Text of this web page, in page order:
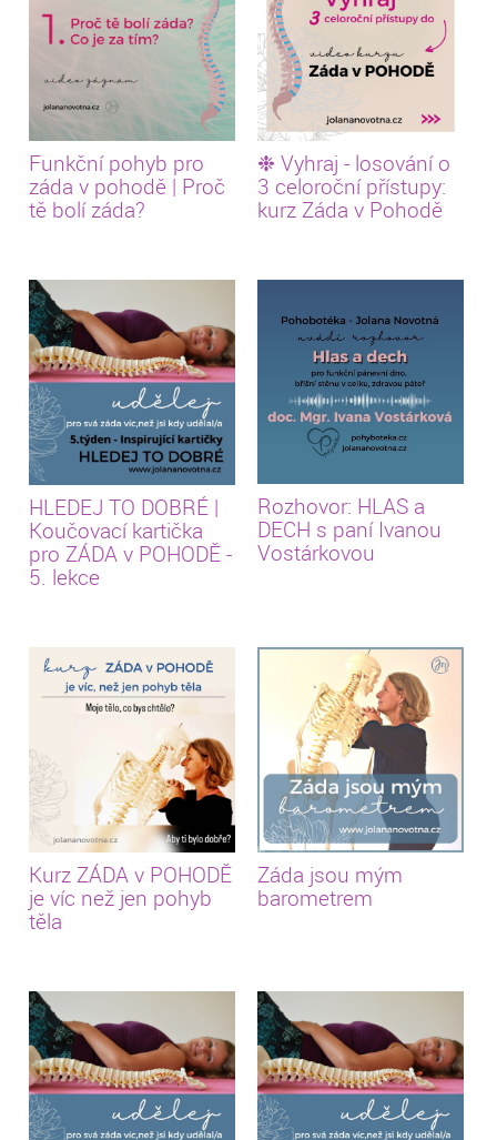
Funkční pohyb pro
záda v pohodě | Proč
tě bolí záda?
❉ Vyhraj - losování o
3 celoroční přístupy:
kurz Záda v Pohodě
HLEDEJ TO DOBRÉ |
Koučovací kartička
pro ZÁDA v POHODĚ -
5. lekce
Rozhovor: HLAS a
DECH s paní Ivanou
Vostárkovou
Kurz ZÁDA v POHODĚ
je víc než jen pohyb
těla
Záda jsou mým
barometrem